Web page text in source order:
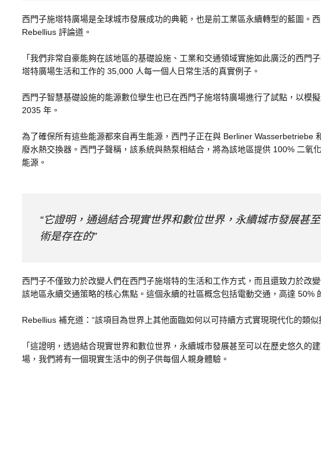
西門子施塔特廣場是全球城市發展成功的典範，也是前工業區永續轉型的藍圖。
Rebellius 評論道。
「我們非常自豪能夠在該地區的基礎設施、工業和交通領域實施如此廣泛的西門
塔特廣場生活和工作的 35,000 人每一個人日常生活的真實例子。
西門子智慧基礎設施的能源數位孿生也已在西門子施塔特廣場進行了試點，以模
2035 年。
為了確保所有這些能源都來自再生能源，西門子正在與 Berliner Wasserbetriebe
廢水熱交換器。西門子聲稱，該系統與熱泵相結合，將為該地區提供 100% 二氧
能源。
“它證明，通過結合現實世界和數位世界，永續城市發展
術是存在的”
西門子不僅致力於改變人們在西門子施塔特的生活和工作方式，而且還致力於改
該地區永續交通策略的核心焦點。這個永續的社區概念包括電動交通，高達 50%
Rebellius 補充道：“該項目為世界上其他面臨如何以可持續方式實現現代化的類
「這證明，透過結合現實世界和數位世界，永續城市發展甚至可以在歷史悠久
場，我們將有一個現實生活中的例子供每個人親身體驗。